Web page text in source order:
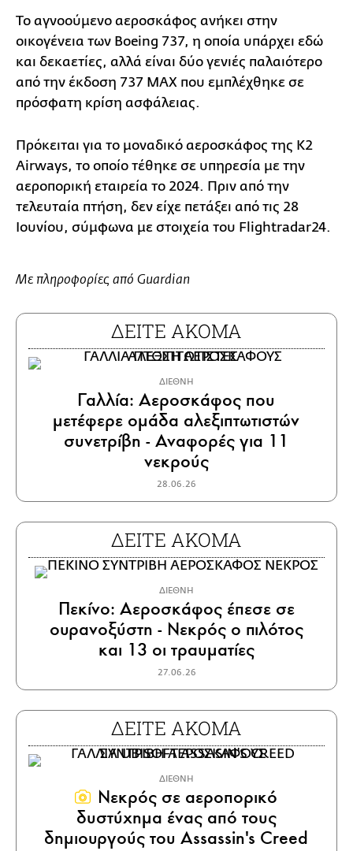
Το αγνοούμενο αεροσκάφος ανήκει στην
οικογένεια των Boeing 737, η οποία υπάρχει εδώ
και δεκαετίες, αλλά είναι δύο γενιές παλαιότερο
από την έκδοση 737 MAX που εμπλέχθηκε σε
πρόσφατη κρίση ασφάλειας.
Πρόκειται για το μοναδικό αεροσκάφος της K2
Airways, το οποίο τέθηκε σε υπηρεσία με την
αεροπορική εταιρεία το 2024. Πριν από την
τελευταία πτήση, δεν είχε πετάξει από τις 28
Ιουνίου, σύμφωνα με στοιχεία του Flightradar24.
Με πληροφορίες από Guardian
ΔΕΙΤΕ ΑΚΟΜΑ
ΔΙΕΘΝΗ
Γαλλία: Αεροσκάφος που
μετέφερε ομάδα αλεξιπτωτιστών
συνετρίβη - Αναφορές για 11
νεκρούς
28.06.26
ΔΕΙΤΕ ΑΚΟΜΑ
ΔΙΕΘΝΗ
Πεκίνο: Αεροσκάφος έπεσε σε
ουρανοξύστη - Νεκρός ο πιλότος
και 13 οι τραυματίες
27.06.26
ΔΕΙΤΕ ΑΚΟΜΑ
ΔΙΕΘΝΗ
Νεκρός σε αεροπορικό
δυστύχημα ένας από τους
δημιουργούς του Assassin's Creed